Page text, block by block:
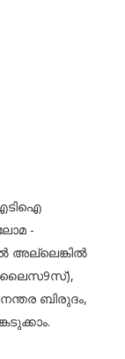
-
അല്ലെങ്കില്‍
ലൈസ9സ്),
ബിരുദം,